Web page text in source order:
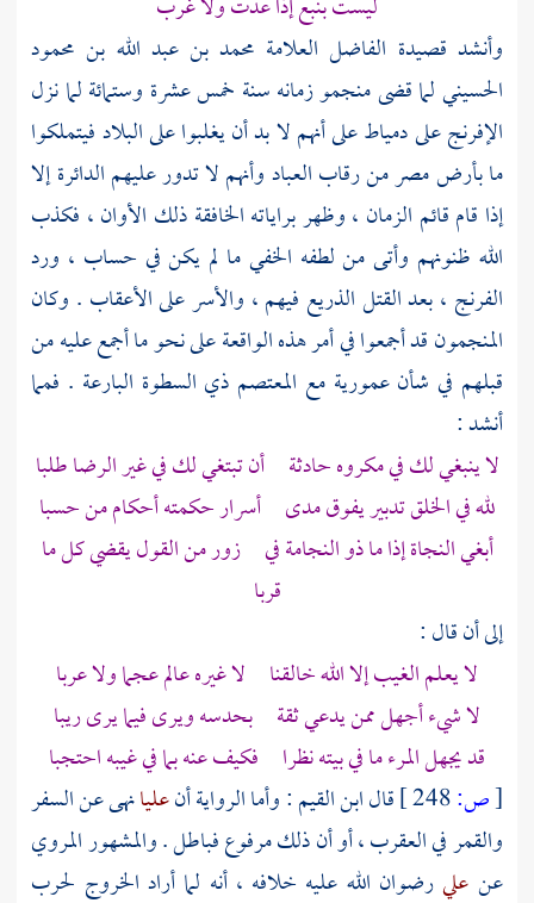
وأنشد قصيدة الفاضل العلامة محمد بن عبد الله بن محمود
الحسينيلما قضى منجمو زمانه سنة خمس عشرة وستمائة لما نزل
الإفرنج علىدمياطعلى أنهم لا بد أن يغلبوا على البلاد فيتملكوا
ما بأرضمصرمن رقاب العباد وأنهم لا تدور عليهم الدائرة إلا
إذا قام قائم الزمان ، وظهر براياته الخافقة ذلك الأوان ، فكذب
الله ظنونهم وأتى من لطفه الخفي ما لم يكن في حساب ، ورد
الفرنج ، بعد القتل الذريع فيهم ، والأسر على الأعقاب . وكان
المنجمون قد أجمعوا في أمر هذه الواقعة على نحو ما أجمع عليه من
قبلهم في شأنعموريةمع المعتصم ذي السطوة البارعة . فمما
أنشد :
لا ينبغي لك في مكروه حادثة أن تبتغي لك في غير الرضا طلبا
لله في الخلق تدبير يفوق مدى أسرار حكمته أحكام من حسبا
أبغي النجاة إذا ما ذو النجامة في زور من القول يقضي كل ما
قربا
إلى أن قال :
لا يعلم الغيب إلا الله خالقنا لا غيره عالم عجما ولا عربا
لا شيء أجهل ممن يدعي ثقة بحدسه ويرى فيما يرى ريبا
قد يجهل المرء ما في بيته نظرا فكيف عنه بما في غيبه احتجبا
[ص: قالابن القيم: وأما الرواية أنعليانهى عن السفر
والقمر في العقرب ، أو أن ذلك مرفوع فباطل . والمشهور المروي
عن عليرضوان الله عليه خلافه ، أنه لما أراد الخروج لحرب